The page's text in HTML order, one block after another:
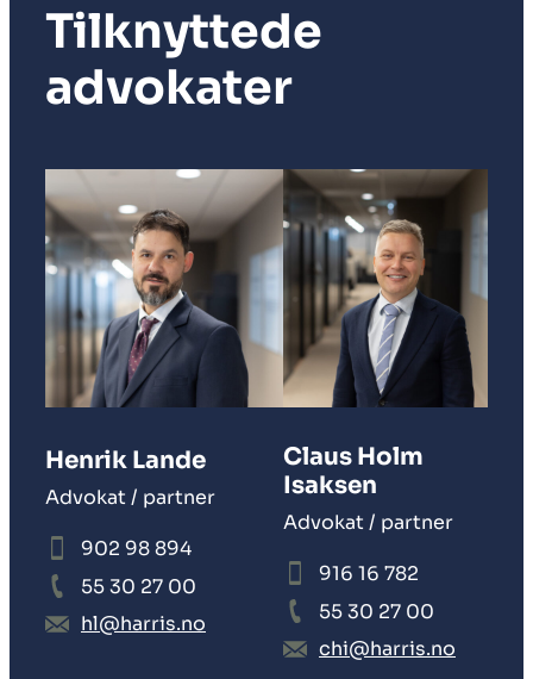
Tilknyttede
advokater
Henrik Lande
Advokat / partner
902 98 894
55 30 27 00
hl@harris.no
Claus Holm
Isaksen
Advokat / partner
916 16 782
55 30 27 00
chi@harris.no